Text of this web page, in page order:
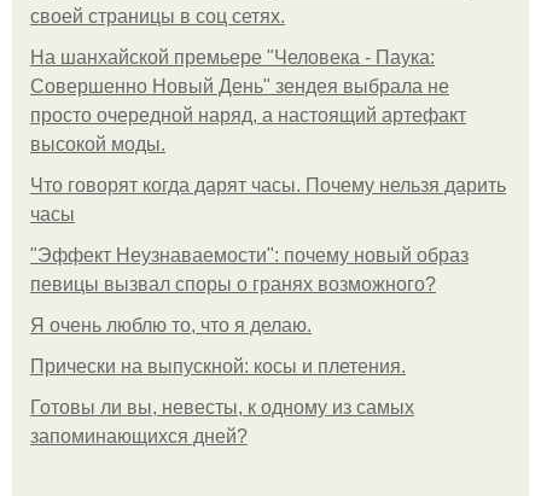
своей страницы в соц сетях.
На шанхайской премьере "Человека - Паука:
Совершенно Новый День" зендея выбрала не
просто очередной наряд, а настоящий артефакт
высокой моды.
Что говорят когда дарят часы. Почему нельзя дарить
часы
"Эффект Неузнаваемости": почему новый образ
певицы вызвал споры о гранях возможного?
Я очень люблю то, что я делаю.
Прически на выпускной: косы и плетения.
Готовы ли вы, невесты, к одному из самых
запоминающихся дней?